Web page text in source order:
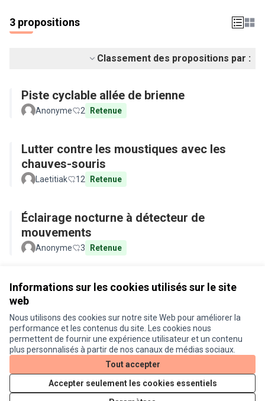
Informations sur les cookies utilisés sur le site
web
Nous utilisons des cookies sur notre site Web pour améliorer la
performance et les contenus du site. Les cookies nous
permettent de fournir une expérience utilisateur et un contenu
plus personnalisés à partir de nos canaux de médias sociaux.
Tout accepter
Accepter seulement les cookies essentiels
3 propositions
Classement des propositions par :
Piste cyclable allée de brienne
Anonyme 2 Retenue
Lutter contre les moustiques avec les
chauves-souris
Laetitiak 12 Retenue
Éclairage nocturne à détecteur de
mouvements
Anonyme 3 Retenue
Conditions d'utilisation
Paramètres des cookies
Je participe ! sur X
(Lien externe)
Je participe ! sur Facebook
Je participe ! sur Instagram
Licence
(Lien